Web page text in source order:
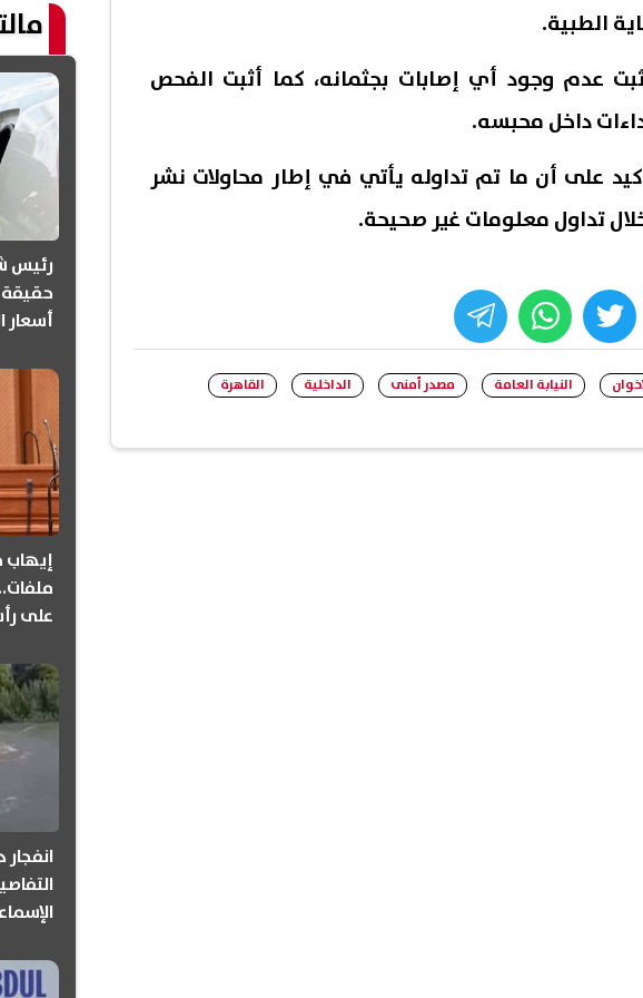
الطبية.
عدم وجود أي إصابات بجثمانه، كما أثبت الفحص
داخل محبسه.
على أن ما تم تداوله يأتي في إطار محاولات نشر
تداول معلومات غير صحيحة.
twitter
whats
النيابة العامة مصدر أمنى الداخلية القاهرة
رئيس
أسعار
على